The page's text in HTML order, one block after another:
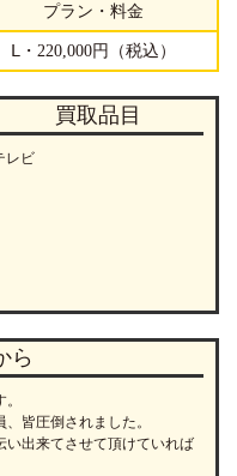
プラン・料金
Ⅼ・220,000円（税込）
買取品目
レビ
ら
皆圧倒されました。
い出来てさせて頂けていれば